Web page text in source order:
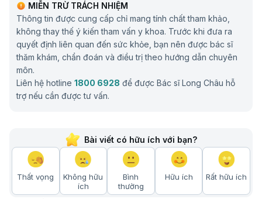
Hiện nay, cơ chế hình thành trầm cảm ẩn vẫn chưa
được xác định hoàn toàn. Tuy nhiên, các nghiên cứu
cho thấy tình trạng này là kết quả của sự tương tác
phức tạp giữa các yếu tố sinh học, tâm lý và môi
trường sống. Không giống như các yếu tố nguy cơ
làm tăng khả năng mắc bệnh, những nguyên nhân
dưới đây liên quan trực tiếp đến quá trình hình thành
Rối loạn hoạt động của các chất dẫn truyền thần
kinh:Sự mất cân bằng các chất dẫn truyền thần
kinh trong não bộ như serotonin, norepinephrine
và dopamine được xem là một trong những cơ
chế quan trọng dẫn đến trầm cảm. Những thay
MIỄN TRỪ TRÁCH NHIỆM
Thông tin được cung cấp chỉ mang tính chất tham khảo,
không thay thế ý kiến tham vấn y khoa. Trước khi đưa ra
quyết định liên quan đến sức khỏe, bạn nên được bác sĩ
thăm khám, chẩn đoán và điều trị theo hướng dẫn chuyên
môn.
Liên hệ hotline 1800 6928 để được Bác sĩ Long Châu hỗ
trợ nếu cần được tư vấn.
Bài viết có hữu ích với bạn?
Thất vọng
Không hữu
ích
Bình
thường
Hữu ích Rất hữu ích